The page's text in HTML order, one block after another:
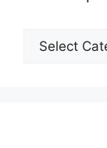
Cari
Skripsi